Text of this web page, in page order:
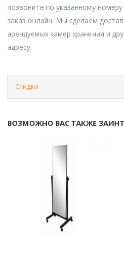
позвоните по указанному
заказ онлайн. Мы сделаем
арендуемых камер хранения и
адресу.
Скидки
ВОЗМОЖНО ВАС ТАКЖЕ